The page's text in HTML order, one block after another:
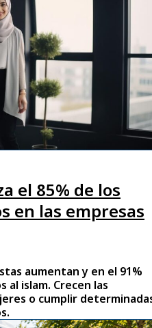
el 85% de los
en las empresas
aumentan y en el 91%
al islam. Crecen las
o cumplir